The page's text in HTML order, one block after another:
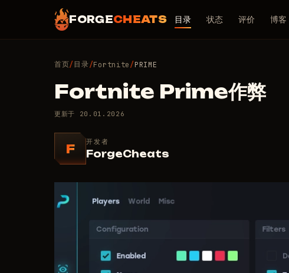
FORGECHEATS 目录 状态 评价 博客
首页/目录/Fortnite/PRIME
Fortnite Prime作弊
更新于 20.01.2026
F 开发者
ForgeCheats